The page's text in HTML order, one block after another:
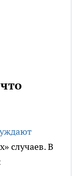
случаев. В